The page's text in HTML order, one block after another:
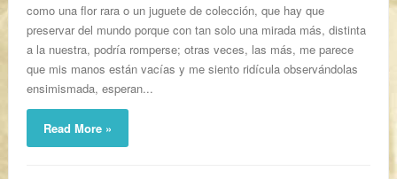
como una flor rara o un juguete de colección, que hay que
preservar del mundo porque con tan solo una mirada más, distinta
a la nuestra, podría romperse; otras veces, las más, me parece
que mis manos están vacías y me siento ridícula observándolas
ensimismada, esperan...
Read More »